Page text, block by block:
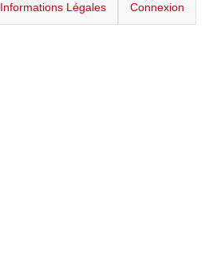
Informations Légales Connexion